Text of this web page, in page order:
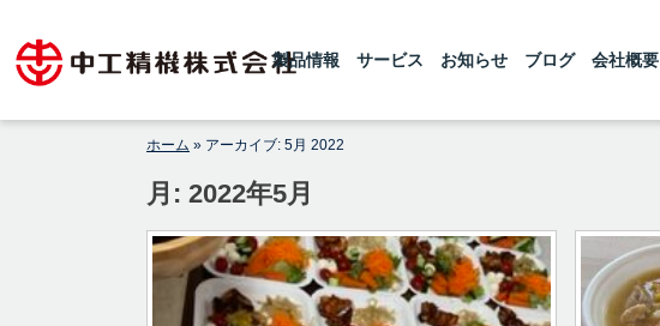
content
業100年の粉砕機製造パイオニ
アメーカー
機・ボールミルを製造している中工精機
です。微粉砕機のボールミル、連続式微
粉砕機のチューブミルを製造しておりま
製品情報 サービス お知らせ ブログ 会社概要
ホーム » アーカイブ: 5月 2022
月: 2022年5月